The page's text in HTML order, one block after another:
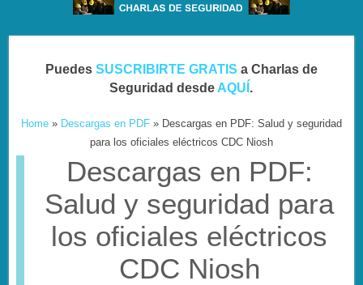
Puedes SUSCRIBIRTE GRATIS a Charlas de
Seguridad desde AQUÍ .
Home» Descargas en PDF» Descargas en PDF: Salud y seguridad
para los oficiales eléctricos CDC Niosh
Descargas en PDF:
Salud y seguridad para
los oficiales eléctricos
CDC Niosh